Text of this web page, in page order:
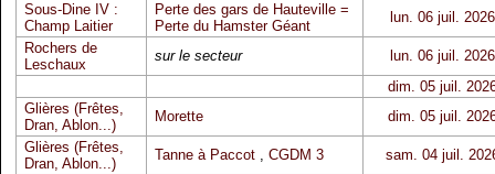
Sous-Dine IV :
Champ Laitier
Perte des gars de Hauteville =
Perte du Hamster Géant
lun. 06 juil. 2026
Rochers de
Leschaux
sur le secteur
lun. 06 juil. 2026
dim. 05 juil.
Glières (Frêtes,
Dran, Ablon...)
Morette
dim. 05 juil.
Glières (Frêtes,
Dran, Ablon...)
Tanne à Paccot, CGDM 3 sam. 04 juil.